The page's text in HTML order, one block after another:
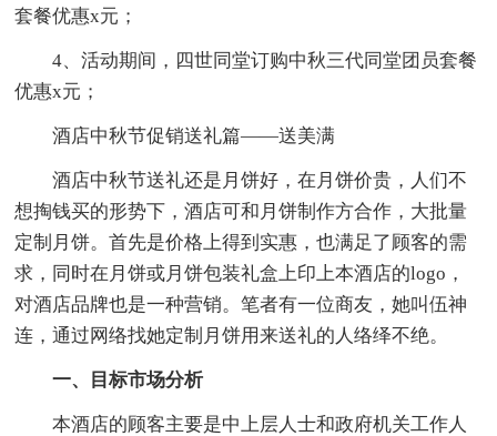
套餐优惠x元；
4、活动期间，四世同堂订购中秋三代同堂团员套餐
优惠x元；
酒店中秋节促销送礼篇——送美满
酒店中秋节送礼还是月饼好，在月饼价贵，人们不
想掏钱买的形势下，酒店可和月饼制作方合作，大批量
定制月饼。首先是价格上得到实惠，也满足了顾客的需
求，同时在月饼或月饼包装礼盒上印上本酒店的logo，
对酒店品牌也是一种营销。笔者有一位商友，她叫伍神
连，通过网络找她定制月饼用来送礼的人络绎不绝。
一、目标市场分析
本酒店的顾客主要是中上层人士和政府机关工作人